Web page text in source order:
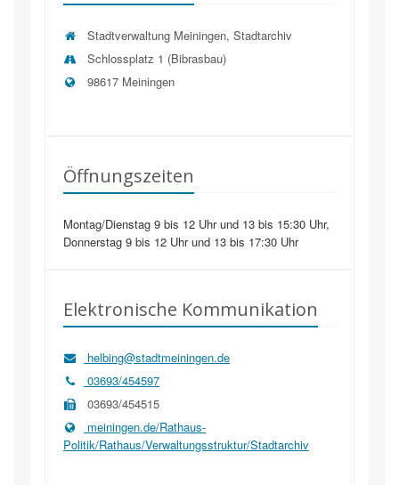
Stadtverwaltung Meiningen, Stadtarchiv
Schlossplatz 1 (Bibrasbau)
98617 Meiningen
Öffnungszeiten
Montag/Dienstag 9 bis 12 Uhr und 13 bis 15:30 Uhr,
Donnerstag 9 bis 12 Uhr und 13 bis 17:30 Uhr
Elektronische Kommunikation
helbing@stadtmeiningen.de
03693/454597
03693/454515
meiningen.de/Rathaus-
Politik/Rathaus/Verwaltungsstruktur/Stadtarchiv